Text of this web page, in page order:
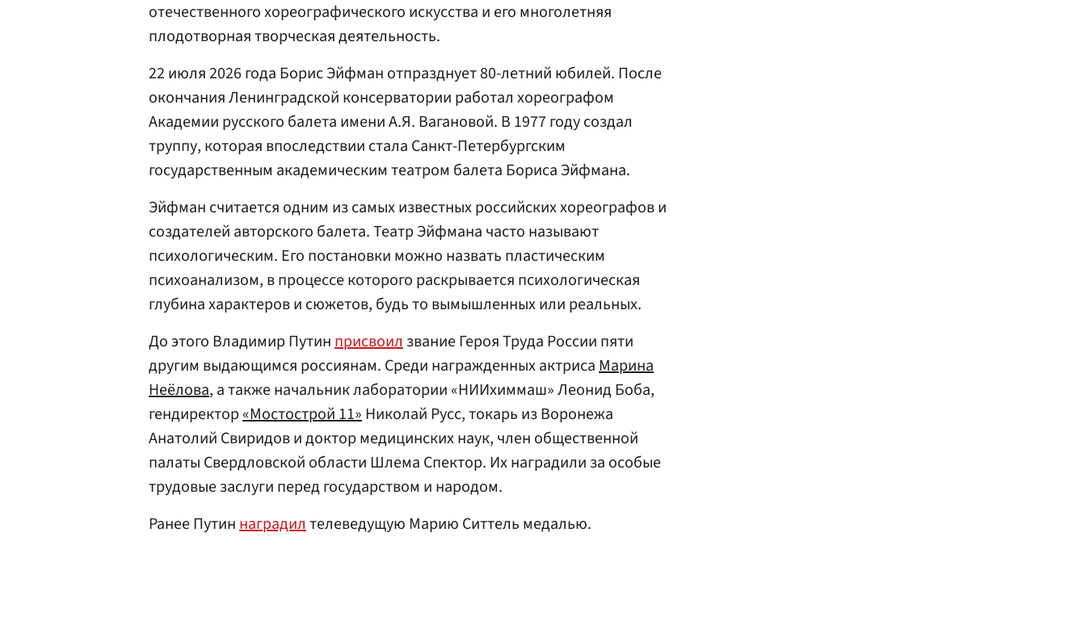
отечественного хореографического искусства и его многолетняя
плодотворная творческая деятельность.
22 июля 2026 года Борис Эйфман отпразднует 80-летний юбилей. После
окончания Ленинградской консерватории работал хореографом
Академии русского балета имени А.Я. Вагановой. В 1977 году создал
труппу, которая впоследствии стала Санкт-Петербургским
государственным академическим театром балета Бориса Эйфмана.
Эйфман считается одним из самых известных российских хореографов и
создателей авторского балета. Театр Эйфмана часто называют
психологическим. Его постановки можно назвать пластическим
психоанализом, в процессе которого раскрывается психологическая
глубина характеров и сюжетов, будь то вымышленных или реальных.
До этого Владимир Путинприсвоилзвание Героя Труда России пяти
другим выдающимся россиянам. Среди награжденных актрисаМарина
Неёлова, а также начальник лаборатории «НИИхиммаш» Леонид Боба,
гендиректор«Мостострой 11»Николай Русс, токарь из Воронежа
Анатолий Свиридов и доктор медицинских наук, член общественной
палаты Свердловской области Шлема Спектор. Их наградили за особые
трудовые заслуги перед государством и народом.
Ранее Путиннаградилтелеведущую Марию Ситтель медалью.